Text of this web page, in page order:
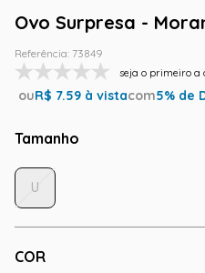
Ovo Surpresa -
Referência: 73849
seja o primeiro a
ouR$ 7.59 à vistacom5% de
Tamanho
COR
U